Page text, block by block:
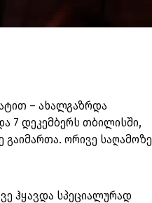
– ახალგაზრდა
7 დეკემბერს თბილისში,
გაიმართა. ორივე საღამოზე
ჰყავდა სპეციალურად